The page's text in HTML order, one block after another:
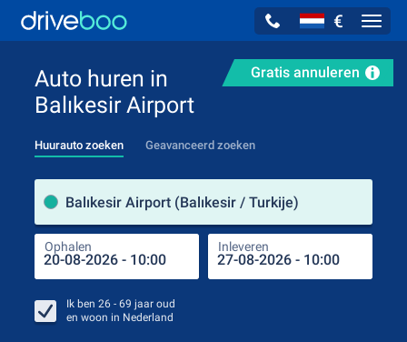
€
Gratis annuleren
Auto huren in
Balıkesir Airport
Huurauto zoeken Geavanceerd zoeken
Balıkesir Airport (Balıkesir / Turkije)
Ophalen Inleveren
Ik ben 26 - 69 jaar oud
en woon in Nederland